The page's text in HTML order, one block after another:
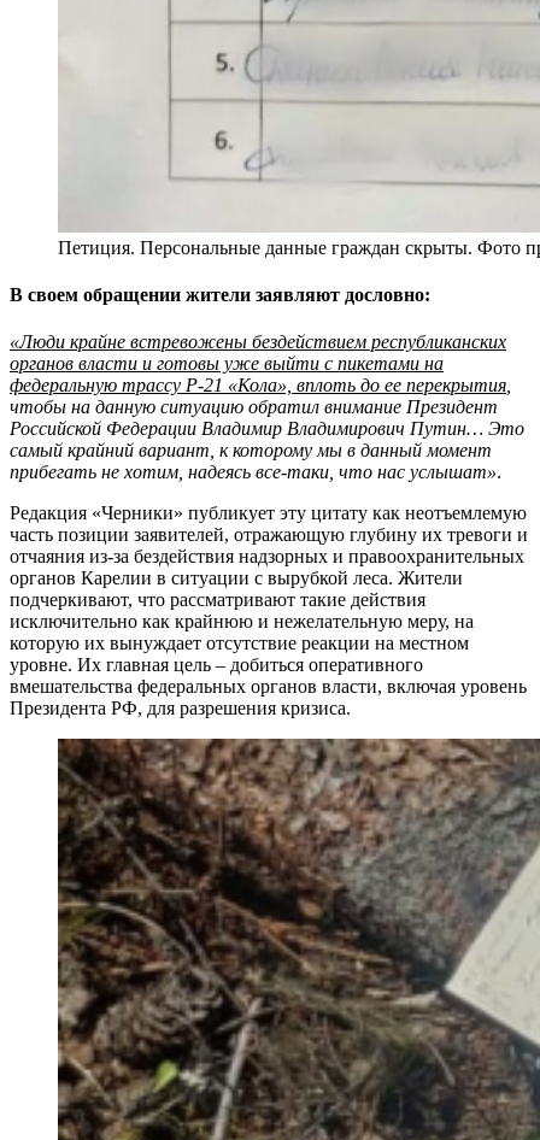
Петиция. Персональные данные граждан скрыты. Фото
В своем обращении жители заявляют дословно:
«Люди крайне встревожены бездействием республиканских
органов власти и готовы уже выйти с пикетами на
федеральную трассу Р-21 «Кола», вплоть до ее перекрытия
чтобы на данную ситуацию обратил внимание Президент
Российской Федерации Владимир Владимирович Путин… Это
самый крайний вариант, к которому мы в данный момент
прибегать не хотим, надеясь все-таки, что нас услышат».
Редакция «Черники» публикует эту цитату как неотъемлемую
часть позиции заявителей, отражающую глубину их тревоги и
отчаяния из-за бездействия надзорных и правоохранительных
органов Карелии в ситуации с вырубкой леса. Жители
подчеркивают, что рассматривают такие действия
исключительно как крайнюю и нежелательную меру, на
которую их вынуждает отсутствие реакции на местном
уровне. Их главная цель – добиться оперативного
вмешательства федеральных органов власти, включая уровень
Президента РФ, для разрешения кризиса.